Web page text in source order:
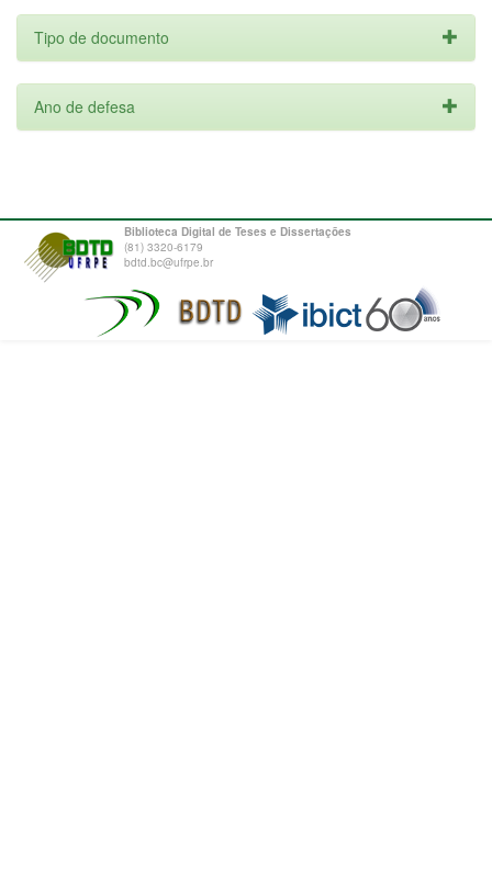
Tipo de documento
Ano de defesa
Biblioteca Digital de Teses e Dissertações
(81) 3320-6179
bdtd.bc@ufrpe.br